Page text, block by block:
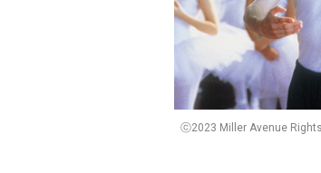
ⓒ2023 Miller Avenue Rights